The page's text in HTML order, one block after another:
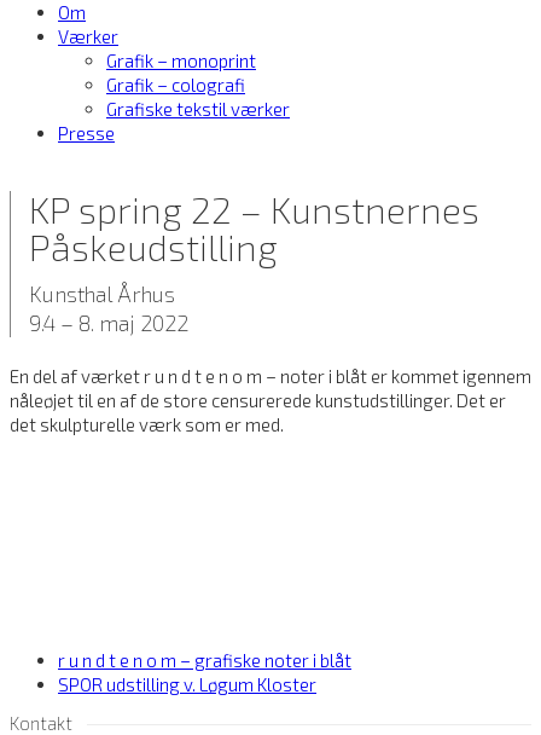
Om
Værker
Grafik – monoprint
Grafik – colografi
Grafiske tekstil værker
Presse
KP spring 22 – Kunstnernes
Påskeudstilling
Kunsthal Århus
9.4 – 8. maj 2022
En del af værket r u n d t e n o m – noter i blåt er kommet igennem
nåleøjet til en af de store censurerede kunstudstillinger. Det er
det skulpturelle værk som er med.
previous
post:
r u n d t e n o m – grafiske noter i blåt
next
SPOR udstilling v. Løgum Kloster
Kontakt